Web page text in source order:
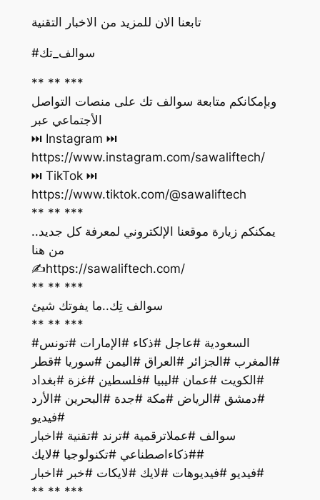
تابعنا الان للمزيد من الاخبار التقنية
#سوالف_تك
** ** ***
وبإمكانكم متابعة سوالف تك على منصات التواصل
الأجتماعي عبر
https://www.instagram.com/sawaliftech/
https://www.tiktok.com/@sawaliftech
** ** ***
يمكنكم زيارة موقعنا الإلكتروني لمعرفة كل جديد..
من هنا
‏✍️https://sawaliftech.com/
** ** ***
سوالف تِك..ما يفوتك شيئ
** ** ***
#السعودية #عاجل #ذكاء #الإمارات #تونس
#المغرب #الجزائر #العراق #اليمن #سوريا #قطر
#الكويت #عمان #ليبيا #فلسطين #غزة #بغداد
#دمشق #الرياض #مكة #جدة #البحرين #الأرد
#فيديو
سوالف #عملاترقمية #ترند #تقنية #اخبار
#ذكاءاصطناعي #تكنولوجيا #لايك#
فيديو #فيديوهات #لايك #لايكات #خبر #اخبار#
** ** ***